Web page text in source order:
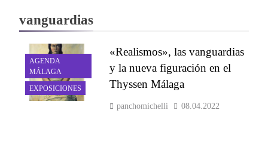
vanguardias
AGENDA
MÁLAGA
EXPOSICIONES
«Realismos», las vanguardias
y la nueva figuración en el
Thyssen Málaga
panchomichelli 08.04.2022